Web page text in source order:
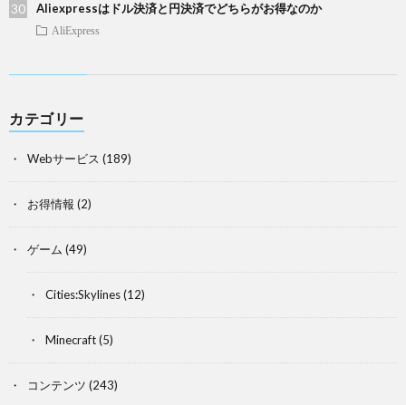
Aliexpressはドル決済と円決済でどちらがお得なのか
AliExpress
カテゴリー
Webサービス (189)
お得情報 (2)
ゲーム (49)
Cities:Skylines(12)
Minecraft(5)
コンテンツ (243)